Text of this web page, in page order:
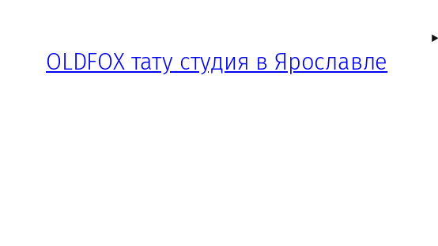
содержимому
OLDFOX тату студия в Ярославле